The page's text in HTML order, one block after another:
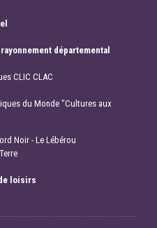
départemental
CLIC CLAC
du Monde "Cultures aux
Noir - Le Lébérou
loisirs